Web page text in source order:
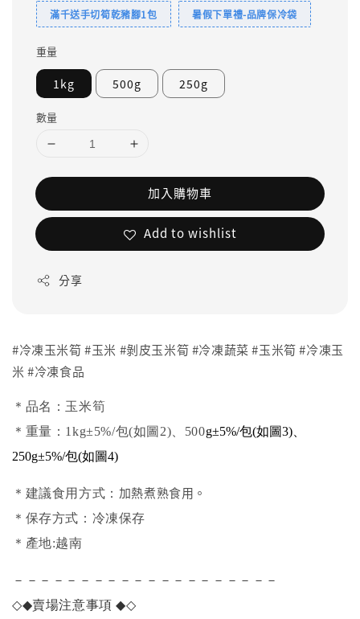
滿千送手切筍乾豬腳1包 暑假下單禮-品牌保冷袋
重量
1kg 500g 250g
數量
加入購物車
Add to wishlist
分享
#冷凍玉米筍 #玉米 #剝皮玉米筍 #冷凍蔬菜 #玉米筍 #冷凍玉
米 #冷凍食品
＊品名：玉米筍
＊重量：1kg±5%/包(如圖2)、500g±5%/包(如圖3)、
250g±5%/包(如圖4)
＊建議食用方式： 加熱煮熟食用。
＊保存方式：冷凍保存
＊產地:越南
－－－－－－－－－－－－－－－－－－－－
◇◆賣場注意事項◆◇